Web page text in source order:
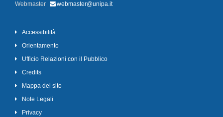
Webmaster
webmaster@unipa.it
Accessibilità
Orientamento
Ufficio Relazioni con il Pubblico
Credits
Mappa del sito
Note Legali
Privacy